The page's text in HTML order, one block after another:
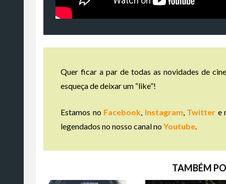
Quer ficar a par de todas as novidades de
esqueça de deixar um “like”!
Estamos no Facebook, Instagram, Twitter e
legendados no nosso canal noYoutube.
TAMBÉM